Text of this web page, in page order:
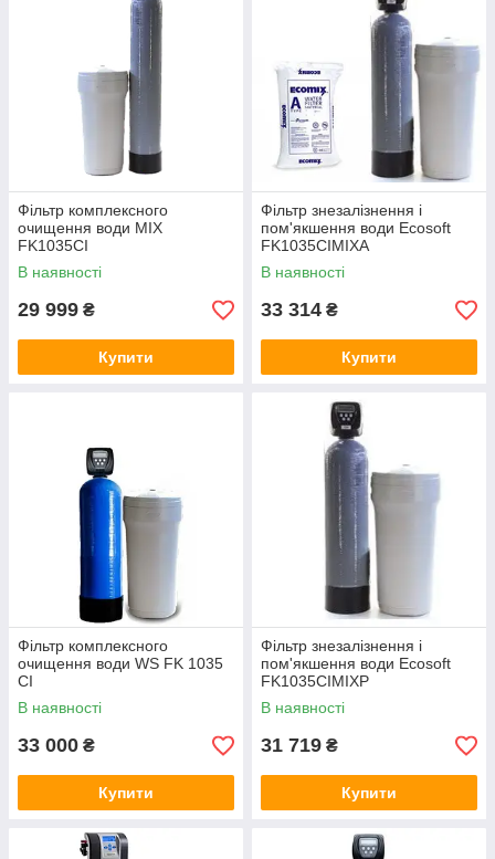
Фільтр комплексного
очищення води MIX
FK1035CI
В наявності
29 999 ₴
Купити
Фільтр знезалізнення і
пом'якшення води Ecosoft
FK1035CIMIXA
В наявності
33 314 ₴
Купити
Фільтр комплексного
очищення води WS FK 1035
CI
В наявності
33 000 ₴
Купити
Фільтр знезалізнення і
пом'якшення води Ecosoft
FK1035CIMIXP
В наявності
31 719 ₴
Купити